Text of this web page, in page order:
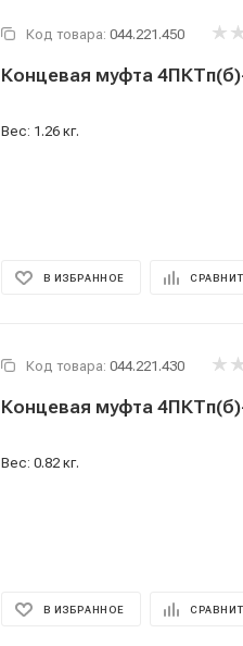
Код товара: 044.221.450
Концевая муфта
Вес: 1.26 кг.
В ИЗБРАННОЕ
Код товара: 044.221.430
Концевая муфта
Вес: 0.82 кг.
В ИЗБРАННОЕ